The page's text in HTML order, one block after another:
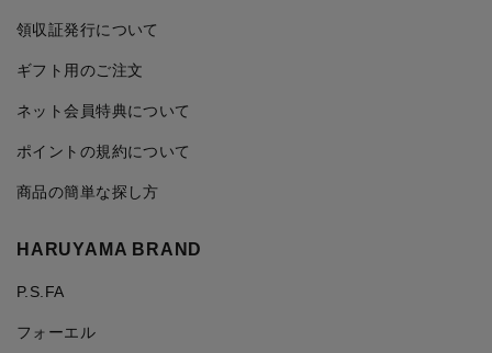
領収証発行について
ギフト用のご注文
ネット会員特典について
ポイントの規約について
商品の簡単な探し方
HARUYAMA BRAND
P.S.FA
フォーエル